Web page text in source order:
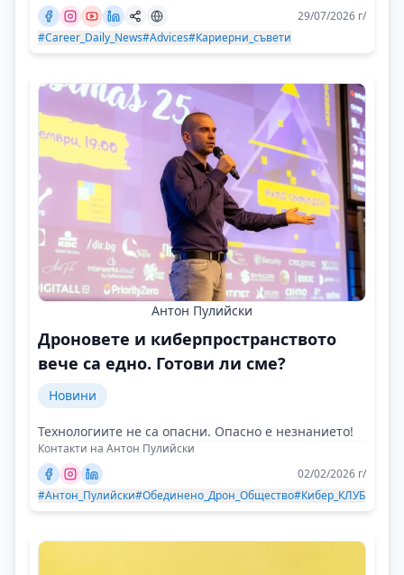
29/07/2026 г/
#Career_Daily_News#Advices#Кариерни_съвети
Антон Пулийски
Дроновете и киберпространството
вече са едно. Готови ли сме?
Новини
Технологиите не са опасни. Опасно е незнанието!
Контакти на Антон Пулийски
02/02/2026 г/
#Антон_Пулийски#Обединено_Дрон_Общество#Кибер_КЛУБ